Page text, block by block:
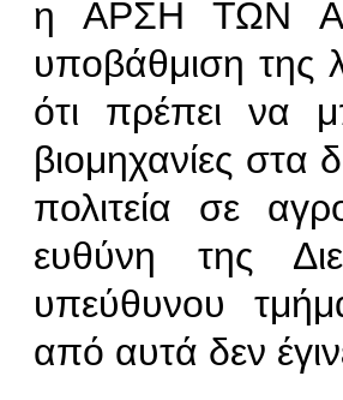
η ΑΡΣΗ ΤΩΝ
υποβάθμιση της
ότι πρέπει να
βιομηχανίες στα
πολιτεία σε
ευθύνη της
υπεύθυνου
από αυτά δεν